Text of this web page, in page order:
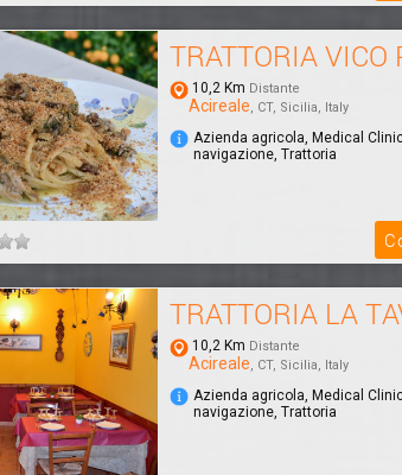
TRATTORIA VICO
10,2 Km Distante
Acireale, CT, Sicilia, Italy
Azienda agricola, Medical
navigazione, Trattoria
TRATTORIA LA
10,2 Km Distante
Acireale, CT, Sicilia, Italy
Azienda agricola, Medical
navigazione, Trattoria